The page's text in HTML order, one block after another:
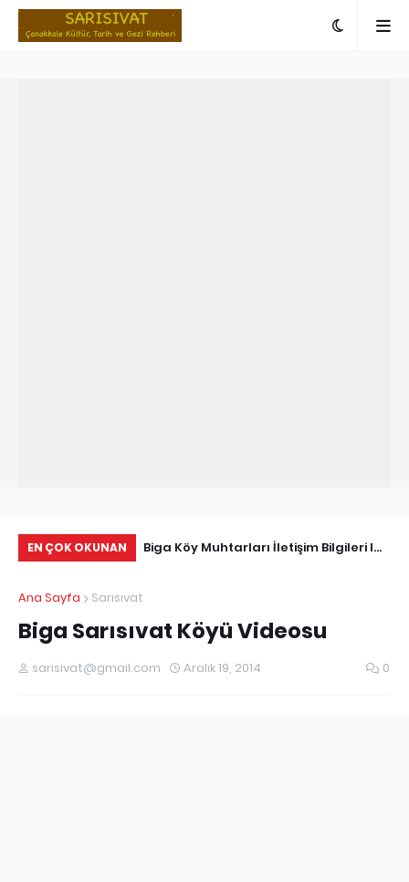
EN ÇOK OKUNAN
Biga Köy Muhtarları İletişim Bilgileri I
Ana Sayfa Sarısıvat
Biga Sarısıvat Köyü Videosu
sarisivat@gmail.com Aralık 19, 2014 0